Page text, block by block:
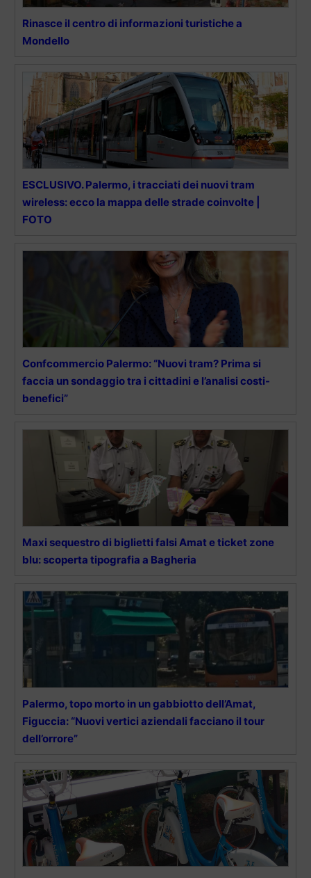
Rinasce il centro di informazioni turistiche a
Mondello
ESCLUSIVO. Palermo, i tracciati dei nuovi tram
wireless: ecco la mappa delle strade coinvolte |
FOTO
Confcommercio Palermo: “Nuovi tram? Prima si
faccia un sondaggio tra i cittadini e l’analisi costi-
benefici”
Maxi sequestro di biglietti falsi Amat e ticket zone
blu: scoperta tipografia a Bagheria
Palermo, topo morto in un gabbiotto dell’Amat,
Figuccia: “Nuovi vertici aziendali facciano il tour
dell’orrore”